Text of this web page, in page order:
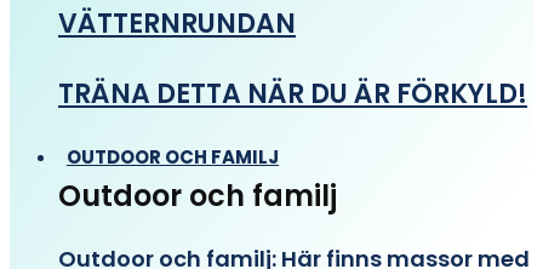
VÄTTERNRUNDAN
TRÄNA DETTA NÄR DU ÄR FÖRKYLD!
OUTDOOR OCH FAMILJ
Outdoor och familj
Outdoor och familj: Här finns massor med